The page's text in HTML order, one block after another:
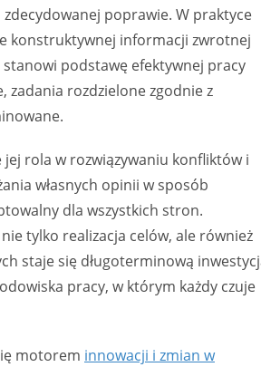
poprawie. W praktyce
konstruktywnej informacji zwrotnej
stanowi podstawę efektywnej pracy
zadania rozdzielone zgodnie z
rola w rozwiązywaniu konfliktów i
własnych opinii w sposób
dla wszystkich stron.
tylko realizacja celów, ale również
staje się długoterminową
pracy, w którym każdy czuje
motorem innowacji i zmian w